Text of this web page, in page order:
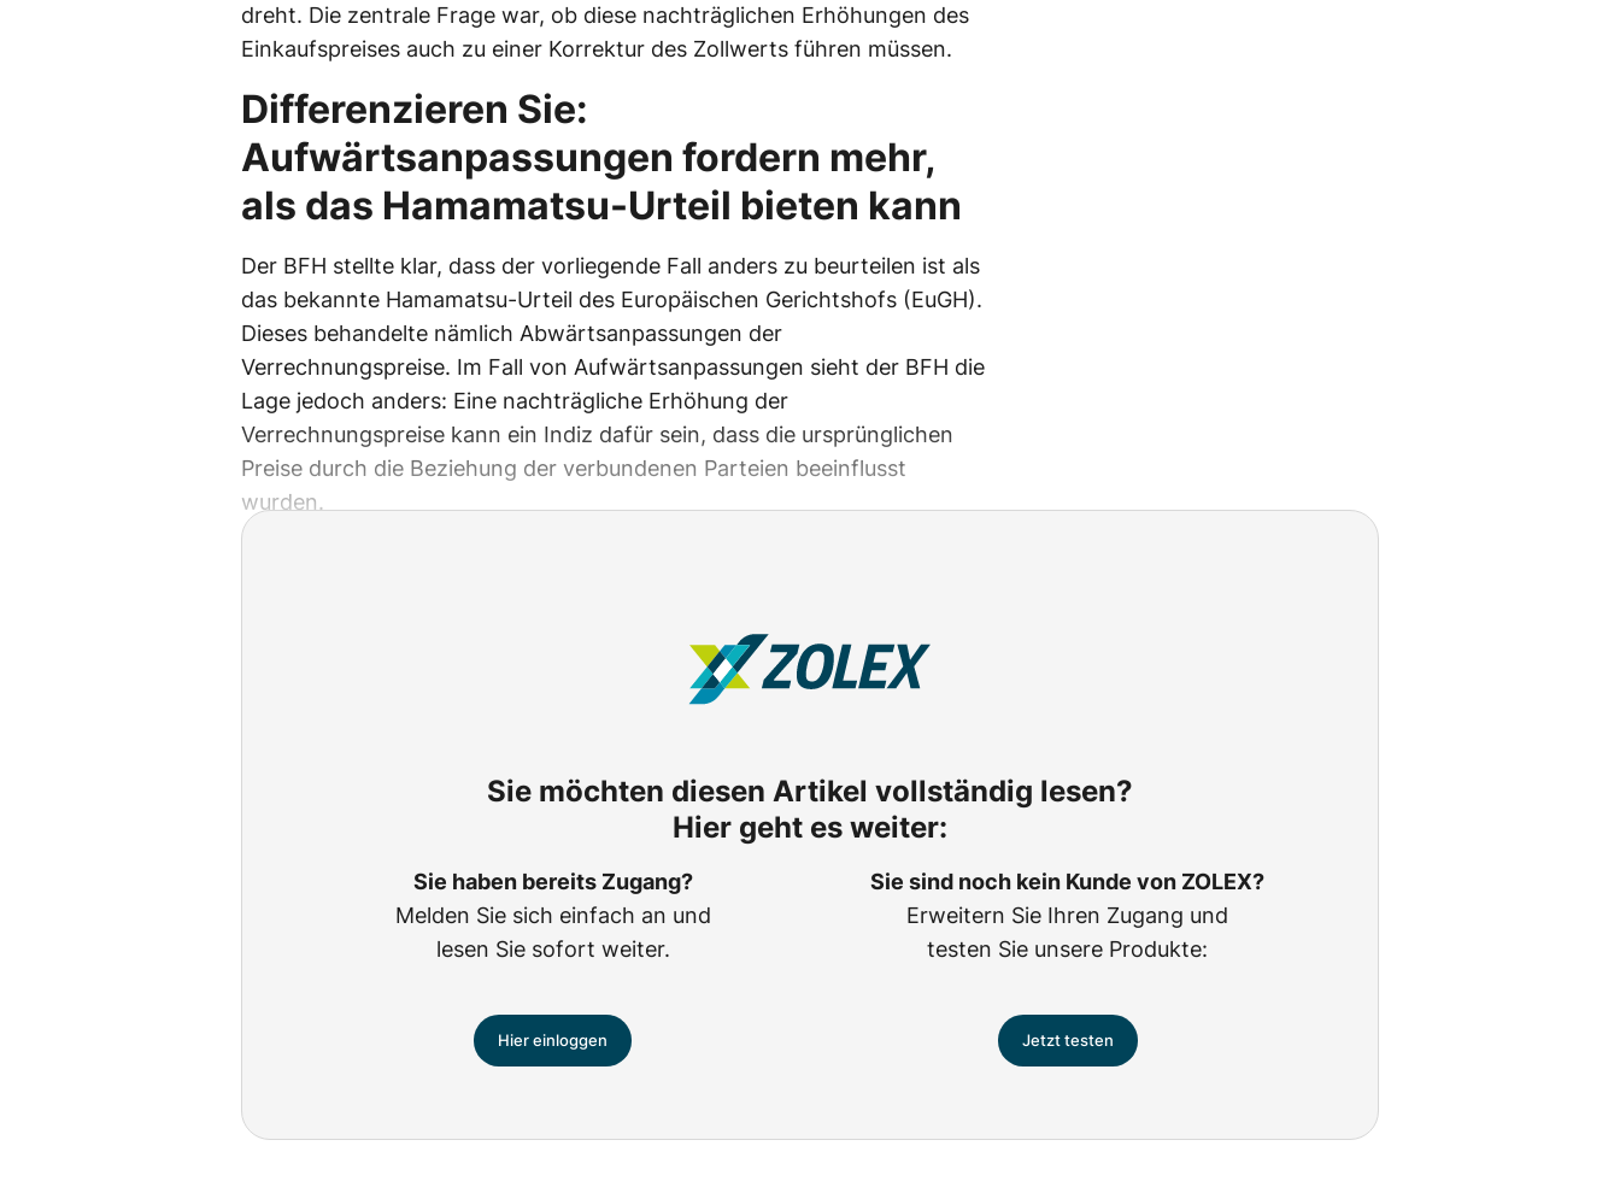
dreht. Die zentrale Frage war, ob diese nachträglichen Erhöhungen des
Einkaufspreises auch zu einer Korrektur des Zollwerts führen müssen.
Differenzieren Sie:
Aufwärtsanpassungen fordern mehr,
als das Hamamatsu-Urteil bieten kann
Der BFH stellte klar, dass der vorliegende Fall anders zu beurteilen ist als
das bekannte Hamamatsu-Urteil des Europäischen Gerichtshofs (EuGH).
Dieses behandelte nämlich Abwärtsanpassungen der
Verrechnungspreise. Im Fall von Aufwärtsanpassungen sieht der BFH die
Lage jedoch anders: Eine nachträgliche Erhöhung der
Verrechnungspreise kann ein Indiz dafür sein, dass die ursprünglichen
Preise durch die Beziehung der verbundenen Parteien beeinflusst
wurden.
Sie möchten diesen Artikel vollständig lesen?
Hier geht es weiter:
Sie haben bereits Zugang?
Melden Sie sich einfach an und
lesen Sie sofort weiter.
Sie sind noch kein Kunde von ZOLEX?
Erweitern Sie Ihren Zugang und
testen Sie unsere Produkte:
Hier einloggen Jetzt testen